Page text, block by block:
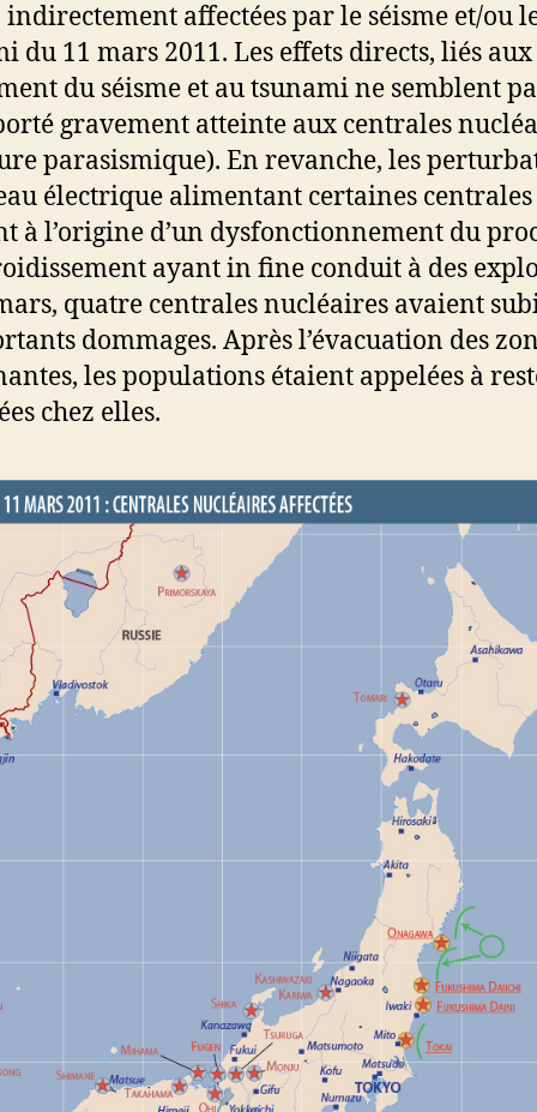
indirectement affectées par le séisme et/ou
du 11 mars 2011. Les effets directs, liés
du séisme et au tsunami ne semblent
gravement atteinte aux centrales
parasismique). En revanche, les
électrique alimentant certaines centrales
à l’origine d’un dysfonctionnement du
ayant in fine conduit à des
quatre centrales nucléaires avaient
dommages. Après l’évacuation des
les populations étaient appelées à
chez elles.